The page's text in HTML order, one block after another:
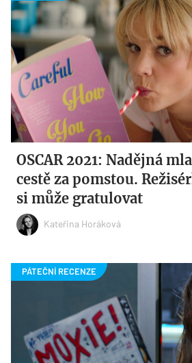
OSCAR 2021: Nadějná
cestě za pomstou.
si může gratulovat
Kateřina Horáková